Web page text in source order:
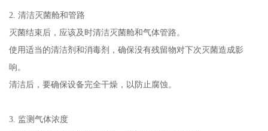
2. 清洁灭菌舱和管路
灭菌结束后，应该及时清洁灭菌舱和气体管路。
使用适当的清洁剂和消毒剂，确保没有残留物对下次灭菌造成影
响。
清洁后，要确保设备完全干燥，以防止腐蚀。
3. 监测气体浓度